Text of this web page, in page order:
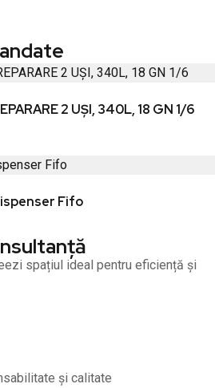
2 UȘI, 340L, 18 GN 1/6
Fifo
spațiul ideal pentru eficiență și
și calitate